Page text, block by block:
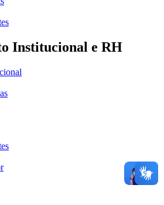
Institucional e RH